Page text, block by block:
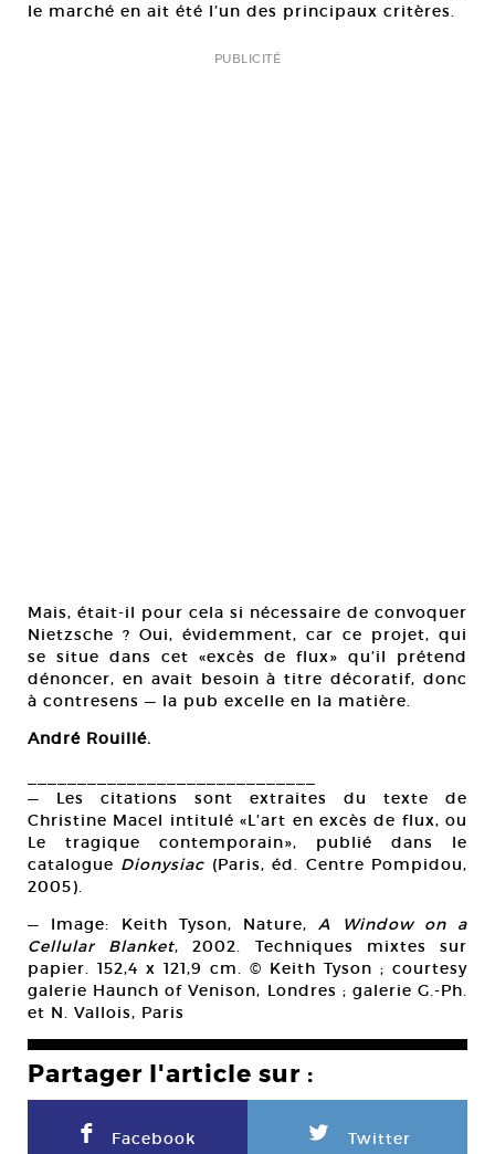
le marché en ait été l’un des principaux critères.
PUBLICITÉ
Mais, était-il pour cela si nécessaire de convoquer
Nietzsche ? Oui, évidemment, car ce projet, qui
se situe dans cet «excès de flux» qu’il prétend
dénoncer, en avait besoin à titre décoratif, donc
à contresens — la pub excelle en la matière.
André Rouillé.
— Les citations sont extraites du texte de
Christine Macel intitulé «L’art en excès de flux, ou
Le tragique contemporain», publié dans le
catalogue Dionysiac (Paris, éd. Centre Pompidou,
2005).
— Image: Keith Tyson, Nature,A Window on a
Cellular Blanket, 2002. Techniques mixtes sur
papier. 152,4 x 121,9 cm. © Keith Tyson ; courtesy
galerie Haunch of Venison, Londres ; galerie G.-Ph.
et N. Vallois, Paris
Partager l'article sur :
F Facebook L Twitter